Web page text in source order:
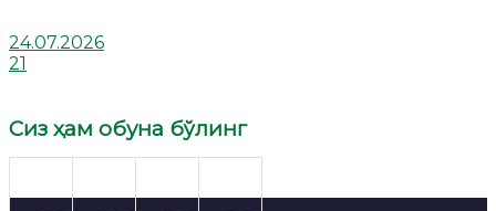
24.07.2026
21
Сиз ҳам обуна бўлинг